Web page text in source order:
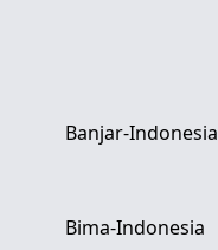
Banjar-Indonesia
Bima-Indonesia